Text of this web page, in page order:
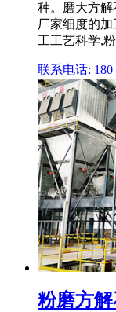
种。磨大方
厂家细度的
工工艺科学,
联系电话: 180
粉磨方